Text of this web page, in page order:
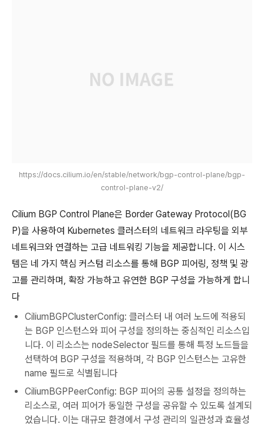
https://docs.cilium.io/en/stable/network/bgp-control-plane/bgp-
control-plane-v2/
Cilium BGP Control Plane은 Border Gateway Protocol(BG
P)을 사용하여 Kubernetes 클러스터의 네트워크 라우팅을 외부
네트워크와 연결하는 고급 네트워킹 기능을 제공합니다. 이 시스
템은 네 가지 핵심 커스텀 리소스를 통해 BGP 피어링, 정책 및 광
고를 관리하며, 확장 가능하고 유연한 BGP 구성을 가능하게 합니
다
CiliumBGPClusterConfig: 클러스터 내 여러 노드에 적용되
는 BGP 인스턴스와 피어 구성을 정의하는 중심적인 리소스입
니다. 이 리소스는 nodeSelector 필드를 통해 특정 노드들을
선택하여 BGP 구성을 적용하며, 각 BGP 인스턴스는 고유한
name 필드로 식별됩니다
CiliumBGPPeerConfig: BGP 피어의 공통 설정을 정의하는
리소스로, 여러 피어가 동일한 구성을 공유할 수 있도록 설계되
었습니다. 이는 대규모 환경에서 구성 관리의 일관성과 효율성